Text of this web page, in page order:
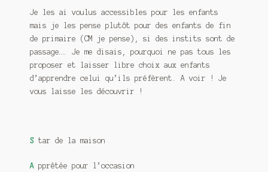
Meurtre sous couverture
Mon admirateur de l’avent
Mon Compte
Sans retour
Sauver ou périr
Je les ai voulus accessibles pour les enfants
mais je les pense plutôt pour des enfants de fin
de primaire (CM je pense), si des instits sont de
passage…. Je me disais, pourquoi ne pas tous les
proposer et laisser libre choix aux enfants
d’apprendre celui qu’ils préfèrent. A voir ! Je
vous laisse les découvrir !
S tar de la maison
A pprêtée pour l’occasion